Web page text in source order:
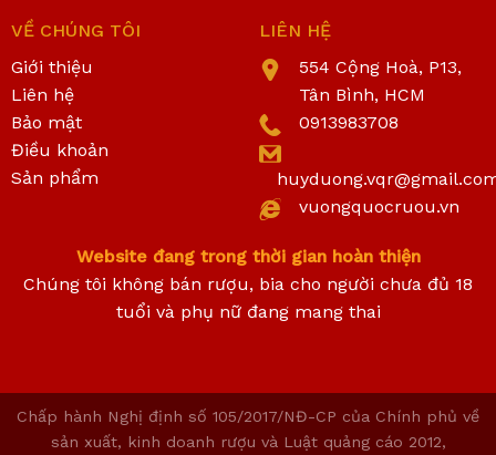
VỀ CHÚNG TÔI
Giới thiệu
Liên hệ
Bảo mật
Điều khoản
Sản phẩm
LIÊN HỆ
554 Cộng Hoà, P13,
Tân Bình, HCM
0913983708
vuongquocruou.vn
Website đang trong thời gian hoàn thiện
Chúng tôi không bán rượu, bia cho người chưa đủ 18
tuổi và phụ nữ đang mang thai
Chấp hành Nghị định số 105/2017/NĐ-CP của Chính phủ về
sản xuất, kinh doanh rượu và Luật quảng cáo 2012,